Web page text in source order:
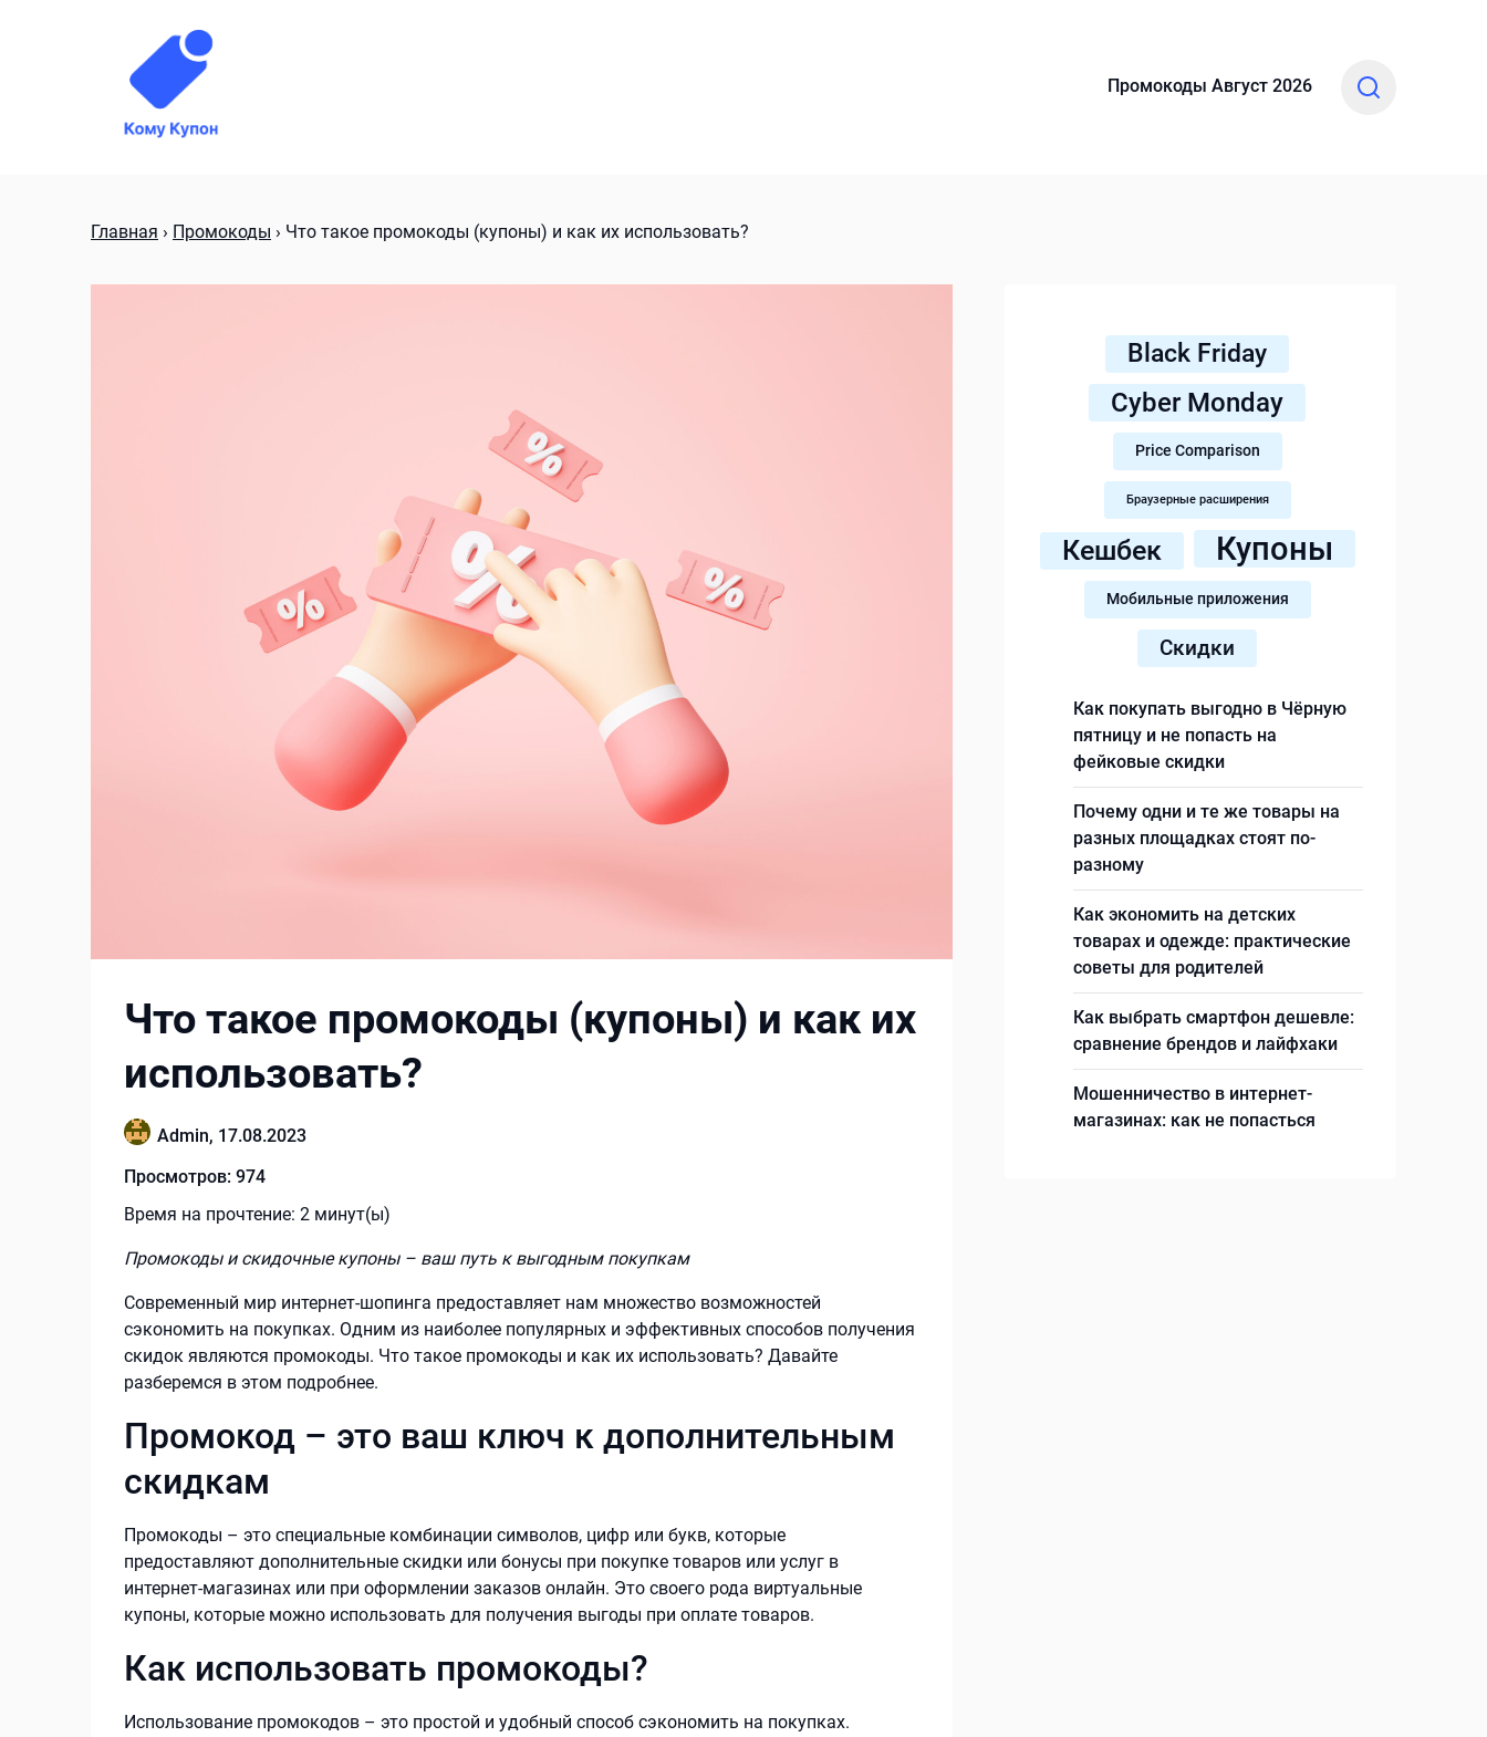
Промокоды Август 2026
Главная › Промокоды › Что такое промокоды (купоны) и как их использовать?
Что такое промокоды (купоны) и как их
использовать?
Admin, 17.08.2023
Просмотров: 974
Время на прочтение: 2 минут(ы)
Промокоды и скидочные купоны – ваш путь к выгодным покупкам
Современный мир интернет-шопинга предоставляет нам множество возможностей
сэкономить на покупках. Одним из наиболее популярных и эффективных способов получения
скидок являются промокоды. Что такое промокоды и как их использовать? Давайте
разберемся в этом подробнее.
Промокод – это ваш ключ к дополнительным
скидкам
Промокоды – это специальные комбинации символов, цифр или букв, которые
предоставляют дополнительные скидки или бонусы при покупке товаров или услуг в
интернет-магазинах или при оформлении заказов онлайн. Это своего рода виртуальные
купоны, которые можно использовать для получения выгоды при оплате товаров.
Как использовать промокоды?
Использование промокодов – это простой и удобный способ сэкономить на покупках.
Black Friday
Cyber Monday
Price Comparison
Браузерные расширения
Кешбек Купоны
Мобильные приложения
Скидки
Как покупать выгодно в Чёрную
пятницу и не попасть на
фейковые скидки
Почему одни и те же товары на
разных площадках стоят по-
разному
Как экономить на детских
товарах и одежде: практические
советы для родителей
Как выбрать смартфон дешевле:
сравнение брендов и лайфхаки
Мошенничество в интернет-
магазинах: как не попасться